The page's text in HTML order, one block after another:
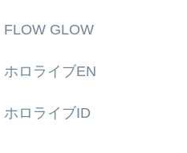
FLOW GLOW
ホロライブEN
ホロライブID